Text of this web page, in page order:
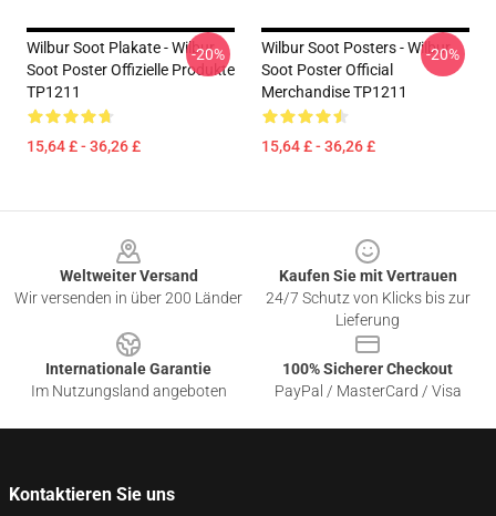
Wilbur Soot Plakate - Wilbur
Soot Poster Offizielle Produkte
TP1211
15,64 £ - 36,26 £
-20%
Wilbur Soot Posters - Wilbur
Soot Poster Official
Merchandise TP1211
15,64 £ - 36,26 £
-20%
Weltweiter Versand
Wir versenden in über 200 Länder
Kaufen Sie mit Vertrauen
24/7 Schutz von Klicks bis zur
Lieferung
Internationale Garantie
Im Nutzungsland angeboten
100% Sicherer Checkout
PayPal / MasterCard / Visa
Kontaktieren Sie uns